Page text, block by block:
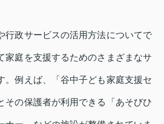
行政サービスの活用方法についてで
家庭を支援するためのさまざまなサ
。例えば、「谷中子ども家庭支援セ
その保護者が利用できる「あそびひ